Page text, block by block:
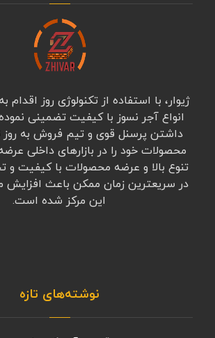
ژیوار، با استفاده از تکنولوژی روز
انواع آجر نسوز با کیفیت تضمینی نموده
داشتن پرسنل قوی و تیم فروش به
محصولات خود را در بازارهای داخلی
تنوع بالا و عرضه محصولات با کیفیت و
در سریعترین زمان ممکن باعث افزایش
این مرکز شده است.
نوشته‌های تازه